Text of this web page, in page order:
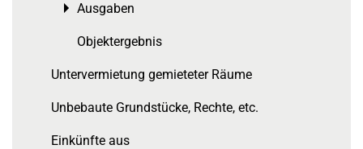
Ausgaben
Toggle menu
Objektergebnis
Untervermietung gemieteter Räume
Unbebaute Grundstücke, Rechte, etc.
Einkünfte aus